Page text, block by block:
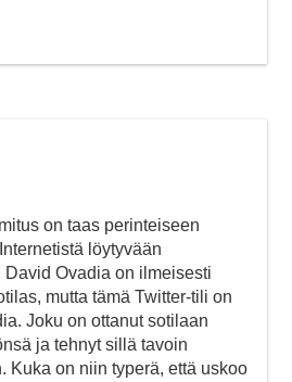
on taas perinteiseen
löytyvään
Ovadia on ilmeisesti
mutta tämä Twitter-tili on
Joku on ottanut sotilaan
ja tehnyt sillä tavoin
Kuka on niin typerä, että uskoo